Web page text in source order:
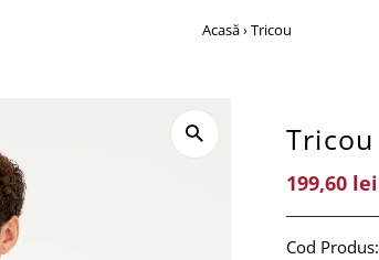
Acasă›Tricou
Tricou
Preț
Vânzare
199,60 lei
Cod Produs: